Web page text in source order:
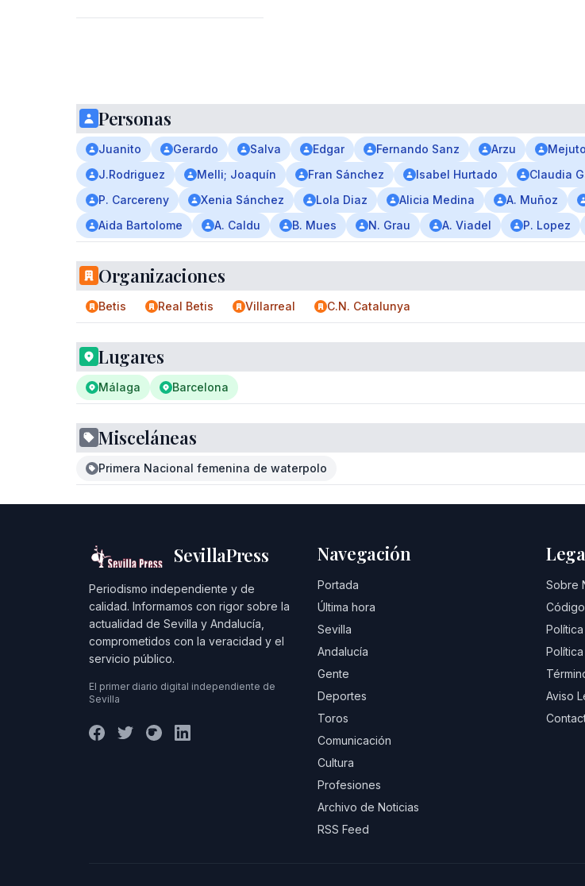
Personas
Juanito Gerardo Salva Edgar Fernando Sanz Arzu
J.Rodriguez
Melli; Joaquín Fran Sánchez Isabel Hurtado Claudia
P. Carcereny
Xenia Sánchez Lola Diaz Alicia Medina A. Muñoz
Aida Bartolome
A. Caldu B. Mues N. Grau A. Viadel P. Lopez
Organizaciones
Betis Real Betis Villarreal C.N. Catalunya
Lugares
Málaga Barcelona
Misceláneas
Primera Nacional femenina de waterpolo
SevillaPress
Periodismo independiente y de
calidad. Informamos con rigor sobre la
actualidad de Sevilla y Andalucía,
comprometidos con la veracidad y el
servicio público.
El primer diario digital independiente de
Sevilla
Navegación
Portada
Última hora
Sevilla
Andalucía
Gente
Deportes
Toros
Comunicación
Cultura
Profesiones
Archivo de Noticias
RSS Feed
Sobre
Aviso